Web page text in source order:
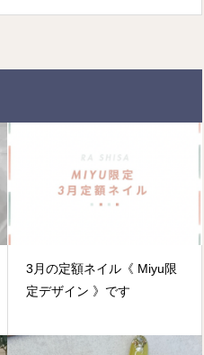
3月の定額ネイル《 Miyu限
定デザイン 》です